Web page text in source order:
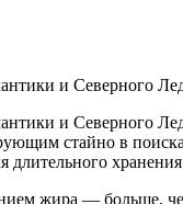
и Северного
и Северного
стайно в
длительного
жира — больше,